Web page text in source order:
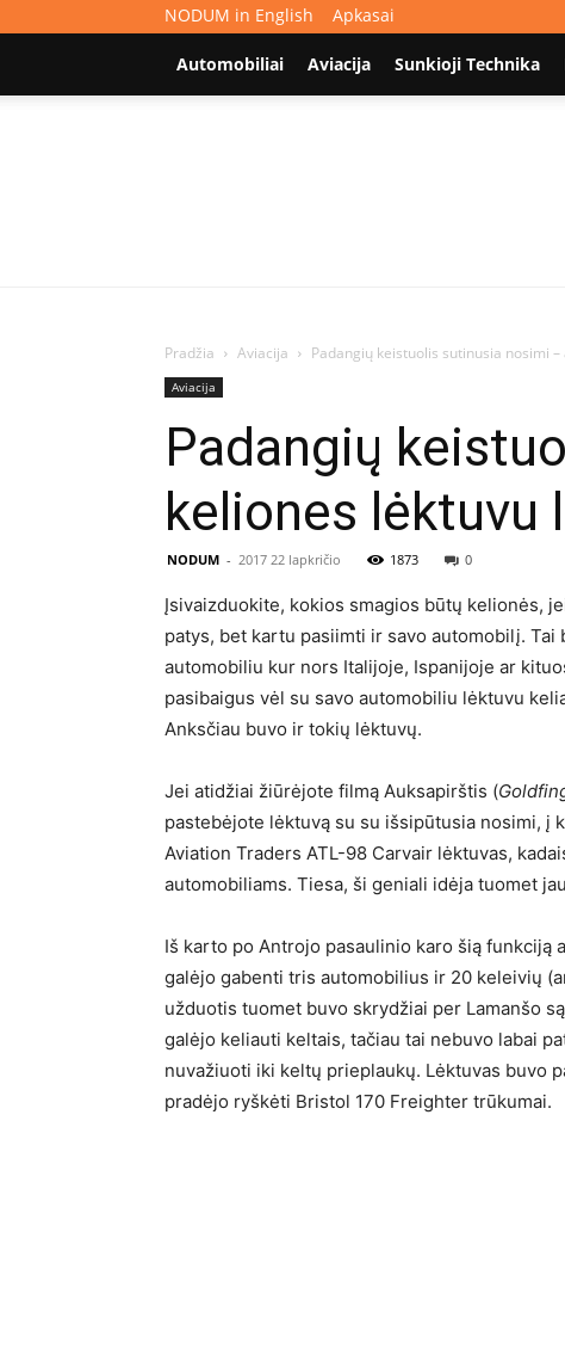
NODUM in English Apkasai
Automobiliai Aviacija Sunkioji Technika
Pradžia Aviacija Padangių keistuolis sutinusia nosimi
Aviacija
Padangių
keliones lėktuvu
NODUM - 2017 22 lapkričio 1873 0
Įsivaizduokite, kokios smagios būtų kelionės,
patys, bet kartu pasiimti ir savo automobilį.
automobiliu kur nors Italijoje, Ispanijoje ar
pasibaigus vėl su savo automobiliu lėktuvu
Anksčiau buvo ir tokių lėktuvų.
Jei atidžiai žiūrėjote filmą Auksapirštis (
pastebėjote lėktuvą su su išsipūtusia nosimi, į
Aviation Traders ATL-98 Carvair lėktuvas,
automobiliams. Tiesa, ši geniali idėja tuomet
Iš karto po Antrojo pasaulinio karo šią
galėjo gabenti tris automobilius ir 20 keleivių
užduotis tuomet buvo skrydžiai per Lamanšo
galėjo keliauti keltais, tačiau tai nebuvo labai
nuvažiuoti iki keltų prieplaukų. Lėktuvas buvo
pradėjo ryškėti Bristol 170 Freighter trūkumai.